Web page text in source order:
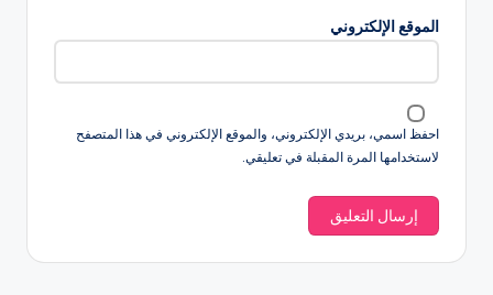
الموقع الإلكتروني
احفظ اسمي، بريدي الإلكتروني، والموقع الإلكتروني في هذا المتصفح
لاستخدامها المرة المقبلة في تعليقي.